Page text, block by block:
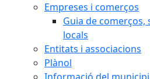
Empreses i comerços
Guia de
locals
Entitats i associacions
Plànol